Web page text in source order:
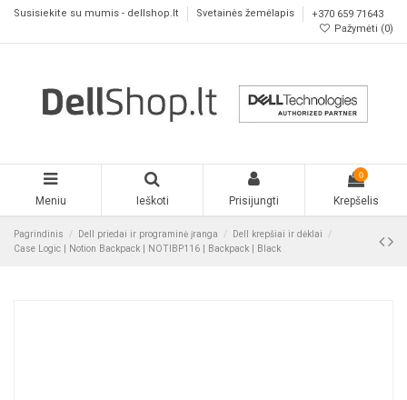
Susisiekite su mumis - dellshop.lt Svetainės žemėlapis
+370 659 71643
Pažymėti (0)
Meniu Ieškoti Prisijungti
0
Krepšelis
Pagrindinis Dell priedai ir programinė įranga
Dell krepšiai ir dėklai
Case Logic | Notion Backpack | NOTIBP116 | Backpack | Black